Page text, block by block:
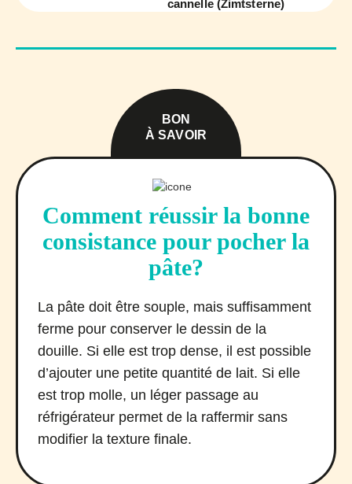
cannelle (Zimtsterne)
BON
À SAVOIR
Comment réussir la bonne
consistance pour pocher la
pâte?
La pâte doit être souple, mais suffisamment
ferme pour conserver le dessin de la
douille. Si elle est trop dense, il est possible
d’ajouter une petite quantité de lait. Si elle
est trop molle, un léger passage au
réfrigérateur permet de la raffermir sans
modifier la texture finale.